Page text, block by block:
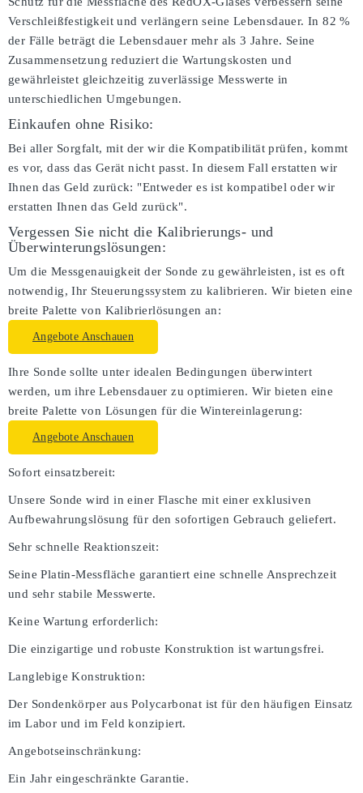
Verschleißfestigkeit und verlängern seine Lebensdauer. In 82 %
der Fälle beträgt die Lebensdauer mehr als 3 Jahre. Seine
Zusammensetzung reduziert die Wartungskosten und
gewährleistet gleichzeitig zuverlässige Messwerte in
unterschiedlichen Umgebungen.
Einkaufen ohne Risiko:
Bei aller Sorgfalt, mit der wir die Kompatibilität prüfen, kommt
es vor, dass das Gerät nicht passt. In diesem Fall erstatten wir
Ihnen das Geld zurück: "Entweder es ist kompatibel oder wir
erstatten Ihnen das Geld zurück".
Vergessen Sie nicht die Kalibrierungs- und
Überwinterungslösungen:
Um die Messgenauigkeit der Sonde zu gewährleisten, ist es oft
notwendig, Ihr Steuerungssystem zu kalibrieren. Wir bieten eine
breite Palette von Kalibrierlösungen an:
Angebote Anschauen
Ihre Sonde sollte unter idealen Bedingungen überwintert
werden, um ihre Lebensdauer zu optimieren. Wir bieten eine
breite Palette von Lösungen für die Wintereinlagerung:
Angebote Anschauen
Sofort einsatzbereit:
Unsere Sonde wird in einer Flasche mit einer exklusiven
Aufbewahrungslösung für den sofortigen Gebrauch geliefert.
Sehr schnelle Reaktionszeit:
Seine Platin-Messfläche garantiert eine schnelle Ansprechzeit
und sehr stabile Messwerte.
Keine Wartung erforderlich:
Die einzigartige und robuste Konstruktion ist wartungsfrei.
Langlebige Konstruktion:
Der Sondenkörper aus Polycarbonat ist für den häufigen Einsatz
im Labor und im Feld konzipiert.
Angebotseinschränkung:
Ein Jahr eingeschränkte Garantie.